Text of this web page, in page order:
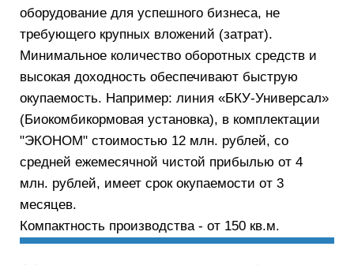
оборудование для успешного бизнеса, не
требующего крупных вложений (затрат).
Минимальное количество оборотных средств и
высокая доходность обеспечивают быструю
окупаемость. Например: линия «БКУ-Универсал»
(Биокомбикормовая установка), в комплектации
"ЭКОНОМ" стоимостью 12 млн. рублей, со
средней ежемесячной чистой прибылью от 4
млн. рублей, имеет срок окупаемости от 3
месяцев.
Компактность производства - от 150 кв.м.